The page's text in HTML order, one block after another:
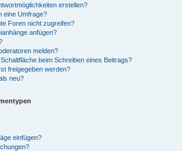
erstellen?
eine Umfrage?
Foren nicht zugreifen?
anfügen?
melden?
beim Schreiben eines Beitrags?
freigegeben werden?
neu?
einfügen?